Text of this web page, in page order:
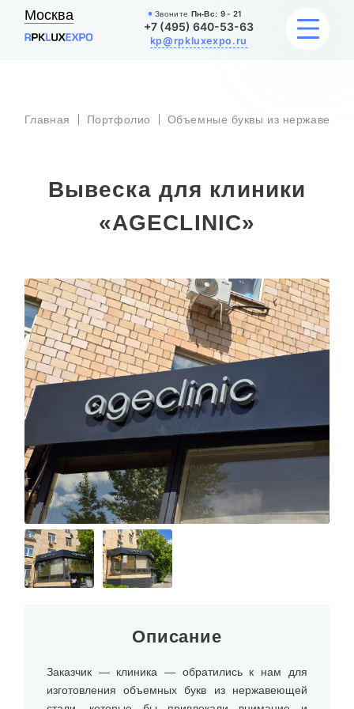
Москва Звоните Пн-Вс: 9 - 21
+7 (495) 640-53-63
kp@rpkluxexpo.ru
ВЫВЕСКИ
ЦЕНЫ
НАШИ РАБОТЫ
БЛОГ
О КОМПАНИИ
Главная Портфолио Объемные буквы из
Вывеска для клиники
«AGECLINIC»
Описание
Заказчик — клиника — обратились к нам для
изготовления объемных букв из нержавеющей